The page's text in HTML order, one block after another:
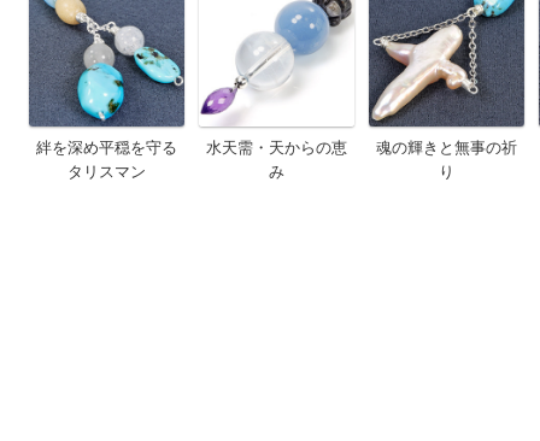
絆を深め平穏を守る
タリスマン
水天需・天からの恵
み
魂の輝きと無事の祈
り